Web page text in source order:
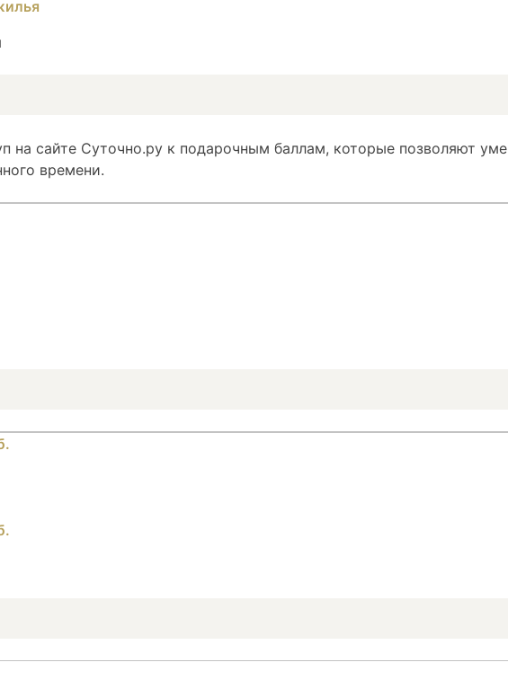
на сайте Суточно.ру к подарочным баллам, которые позволяют
времени.